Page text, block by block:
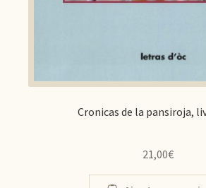
Cronicas de la pansiroja,
21,00€